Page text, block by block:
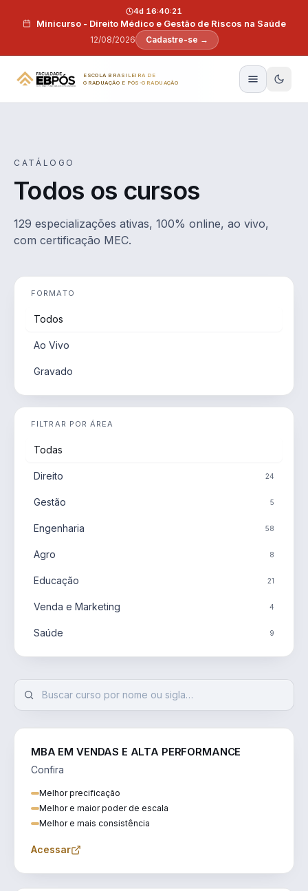
Minicurso - Direito Médico e Gestão de Riscos na Saúde
12/08/2026
4d 16:40:20
Cadastre-se →
ESCOLA BRASILEIRA DE
GRADUAÇÃO E PÓS-GRADUAÇÃO
CATÁLOGO
Todos os cursos
129 especializações ativas, 100% online, ao vivo,
com certificação MEC.
FORMATO
Todos
Ao Vivo
Gravado
FILTRAR POR ÁREA
Todas
Direito 24
Gestão 5
Engenharia 58
Agro 8
Educação 21
Venda e Marketing 4
Saúde 9
MBA EM VENDAS E ALTA PERFORMANCE
Confira
Melhor precificação
Melhor e maior poder de escala
Melhor e mais consistência
Acessar